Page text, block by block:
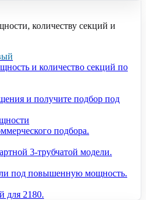
количеству секций и
и количество секций по
и получите подбор под
подбора.
3-трубчатой модели.
под повышенную мощность.
для 2180.